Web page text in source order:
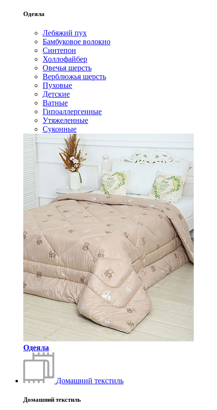
Одеяла
Лебяжий пух
Бамбуковое волокно
Синтепон
Холлофайбер
Овечья шерсть
Верблюжья шерсть
Пуховые
Детские
Ватные
Гипоаллергенные
Утяжеленные
Суконные
Одеяла
Домашний текстиль
Домашний текстиль